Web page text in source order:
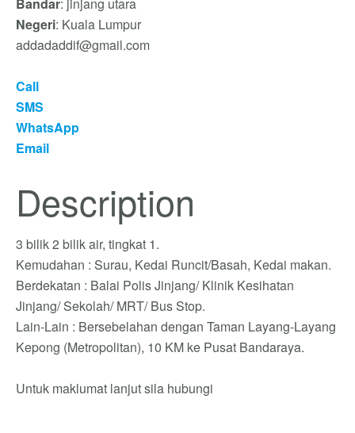
Negeri: Kuala Lumpur
addadaddif@gmail.com
Call
SMS
WhatsApp
Email
Description
3 bilik 2 bilik air, tingkat 1.
Kemudahan : Surau, Kedai Runcit/Basah, Kedai makan.
Berdekatan : Balai Polis Jinjang/ Klinik Kesihatan
Jinjang/ Sekolah/ MRT/ Bus Stop.
Lain-Lain : Bersebelahan dengan Taman Layang-Layang
Kepong (Metropolitan), 10 KM ke Pusat Bandaraya.
Untuk maklumat lanjut sila hubungi